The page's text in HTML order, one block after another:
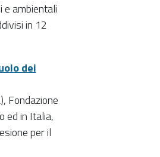
e ambientali
in 12
dei
Fondazione
ed in Italia,
per il